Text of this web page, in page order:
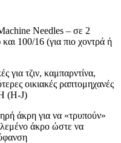
Needles – σε 2
100/16 (για πιο χοντρά ή
για τζιν, καμπαρντίνα,
οικιακές ραπτομηχανές
(H-J)
άκρη για να «τρυπούν»
άκρο ώστε να